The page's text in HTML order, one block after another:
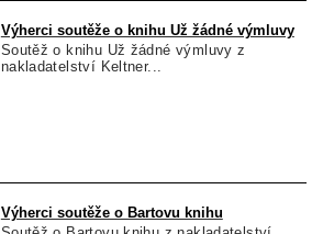
Výherci soutěže o knihu Už žádné výmluvy
Soutěž o knihu Už žádné výmluvy z
nakladatelství Keltner...
Výherci soutěže o Bartovu knihu